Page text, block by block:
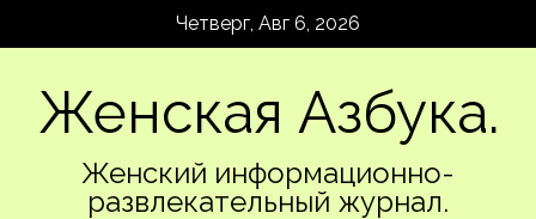
Четверг, Авг 6, 2026
Женская Азбука.
Женский информационно-
развлекательный журнал.